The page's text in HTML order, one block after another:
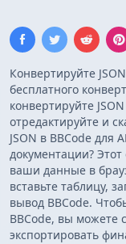
Конвертируйте
бесплатного
конвертируйте
отредактируйте и
JSON в BBCode для
документации?
ваши данные в
вставьте таблицу,
вывод BBCode.
BBCode, вы можете
экспортировать